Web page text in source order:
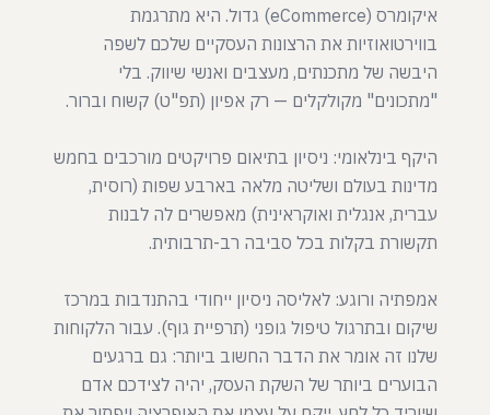
איקומרס (eCommerce) גדול. היא מתרגמת
בווירטואוזיות את הרצונות העסקיים שלכם לשפה
היבשה של מתכנתים, מעצבים ואנשי שיווק. בלי
היקף בינלאומי: ניסיון בתיאום פרויקטים מורכבים בחמש
מדינות בעולם ושליטה מלאה בארבע שפות (רוסית,
עברית, אנגלית ואוקראינית) מאפשרים לה לבנות
אמפתיה ורוגע: לאליסה ניסיון ייחודי בהתנדבות במרכז
שיקום ובתרגול טיפול גופני (תרפיית גוף). עבור הלקוחות
שלנו זה אומר את הדבר החשוב ביותר: גם ברגעים
הבוערים ביותר של השקת העסק, יהיה לצידכם אדם